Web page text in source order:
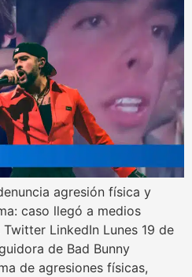
agresión física y
caso llegó a medios
LinkedIn Lunes 19 de
de Bad Bunny
de agresiones físicas,